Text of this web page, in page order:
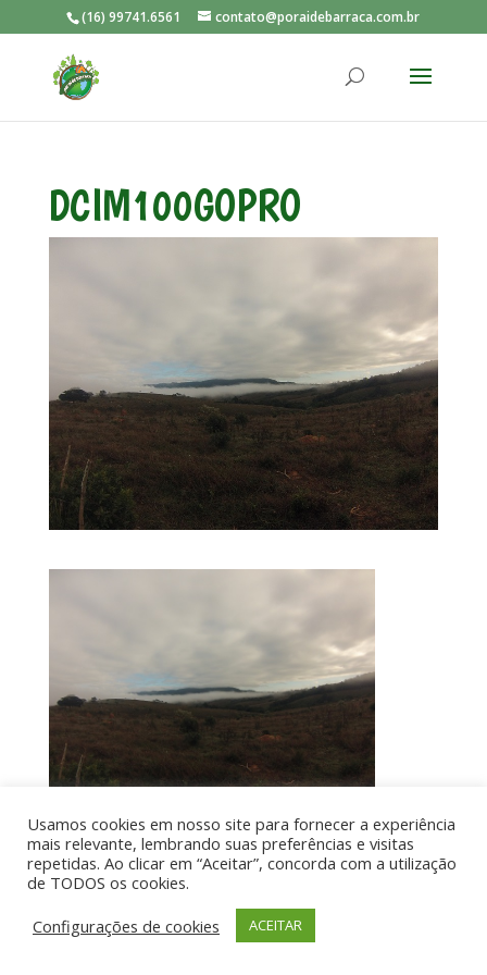
(16) 99741.6561 contato@poraidebarraca.com.br
DCIM100GOPRO
Por aí de Barraca - direitos reservados - Desenvolvido
por UIA WEB
Usamos cookies em nosso site para fornecer a experiência
mais relevante, lembrando suas preferências e visitas
repetidas. Ao clicar em “Aceitar”, concorda com a utilização
de TODOS os cookies.
Configurações de cookies
ACEITAR